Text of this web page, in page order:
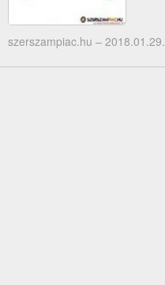
szerszampiac.hu – 2018.01.29.